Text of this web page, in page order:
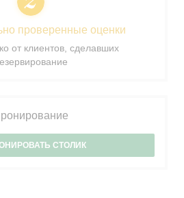
проверенные оценки
от клиентов, сделавших
СТОЛИК